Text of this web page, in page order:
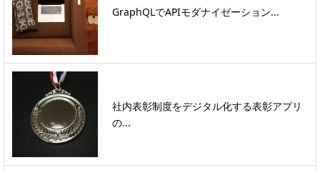
GraphQLでAPIモダナイゼーション...
社内表彰制度をデジタル化する表彰アプリ
の...